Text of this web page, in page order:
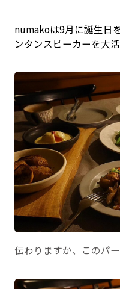
numakoは9月に誕生日
ンタンスピーカーを大活
伝わりますか、このパ